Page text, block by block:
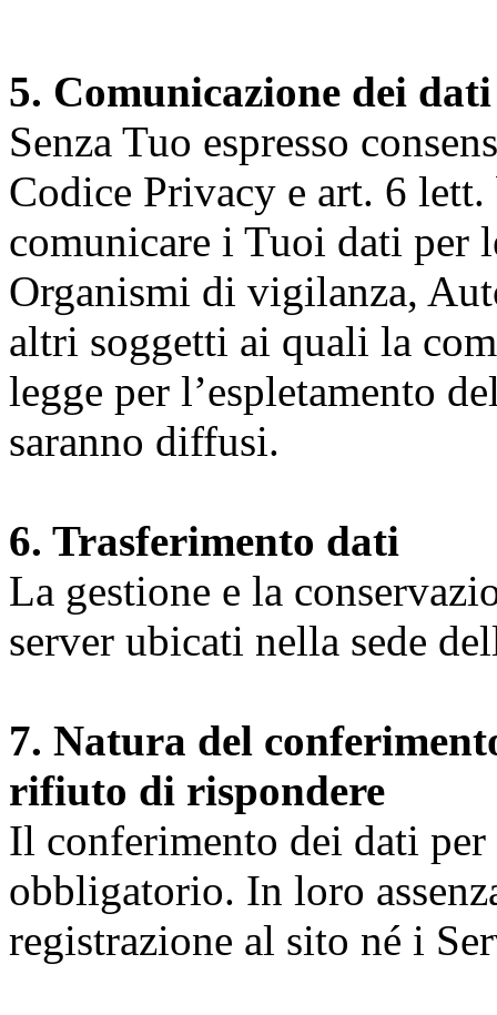
5. Comunicazione dei dati
Senza Tuo espresso
Codice Privacy e art. 6
comunicare i Tuoi dati per
Organismi di vigilanza,
altri soggetti ai quali la
legge per l’espletamento
saranno diffusi.
6. Trasferimento dati
La gestione e la
server ubicati nella sede
7. Natura del
rifiuto di rispondere
Il conferimento dei dati
obbligatorio. In loro
registrazione al sito né i